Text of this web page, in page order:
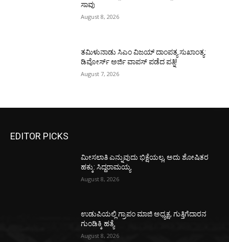
ಸಾವು
August 8, 2026
ತಮಿಳುನಾಡು ಸಿಎಂ ವಿಜಯ್‌ ದಾಂಪತ್ಯ ಸುಖಾಂತ್ಯ:
ಡಿವೋರ್ಸ್‌ ಅರ್ಜಿ ವಾಪಸ್‌ ಪಡೆದ ಪತ್ನಿ!
August 7, 2026
EDITOR PICKS
ಮೀಸಲಾತಿ ಎನ್ನುವುದು ಭಿಕ್ಷೆಯಲ್ಲ, ಅದು ಶೋಷಿತರ
ಹಕ್ಕು: ಸಿದ್ದರಾಮಯ್ಯ
August 8, 2026
ಉಡುಪಿಯಲ್ಲಿ ಗ್ರಾಪಂ ಮಾಜಿ ಅಧ್ಯಕ್ಷ, ಗುತ್ತಿಗೆದಾರನ
ಗುಂಡಿಕ್ಕಿ ಹತ್ಯೆ
August 8, 2026